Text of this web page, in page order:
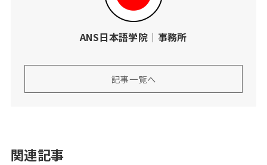
ANS日本語学院｜事務所
記事一覧へ
関連記事